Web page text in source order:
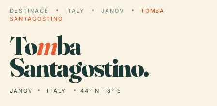
DESTINACE ITALY JANOV
TOMBA
SANTAGOSTINO
Tomba
Santagostino.
JANOV ITALY 44° N · 8° E